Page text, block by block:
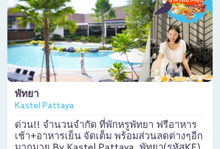
พัทยา
Kastel Pattaya
ด่วน!! จำนวนจำกัด ที่พักหรูพัทยา ฟรีอาหาร
เช้า+อาหารเย็น จัดเต็ม พร้อมส่วนลดต่างๆอีก